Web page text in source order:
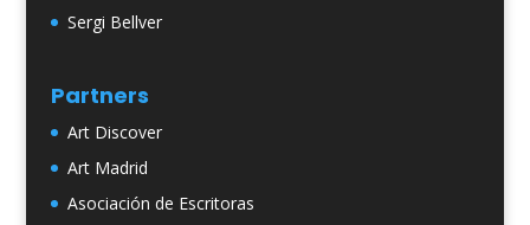
Sergi Bellver
Partners
Art Discover
Art Madrid
Asociación de Escritoras